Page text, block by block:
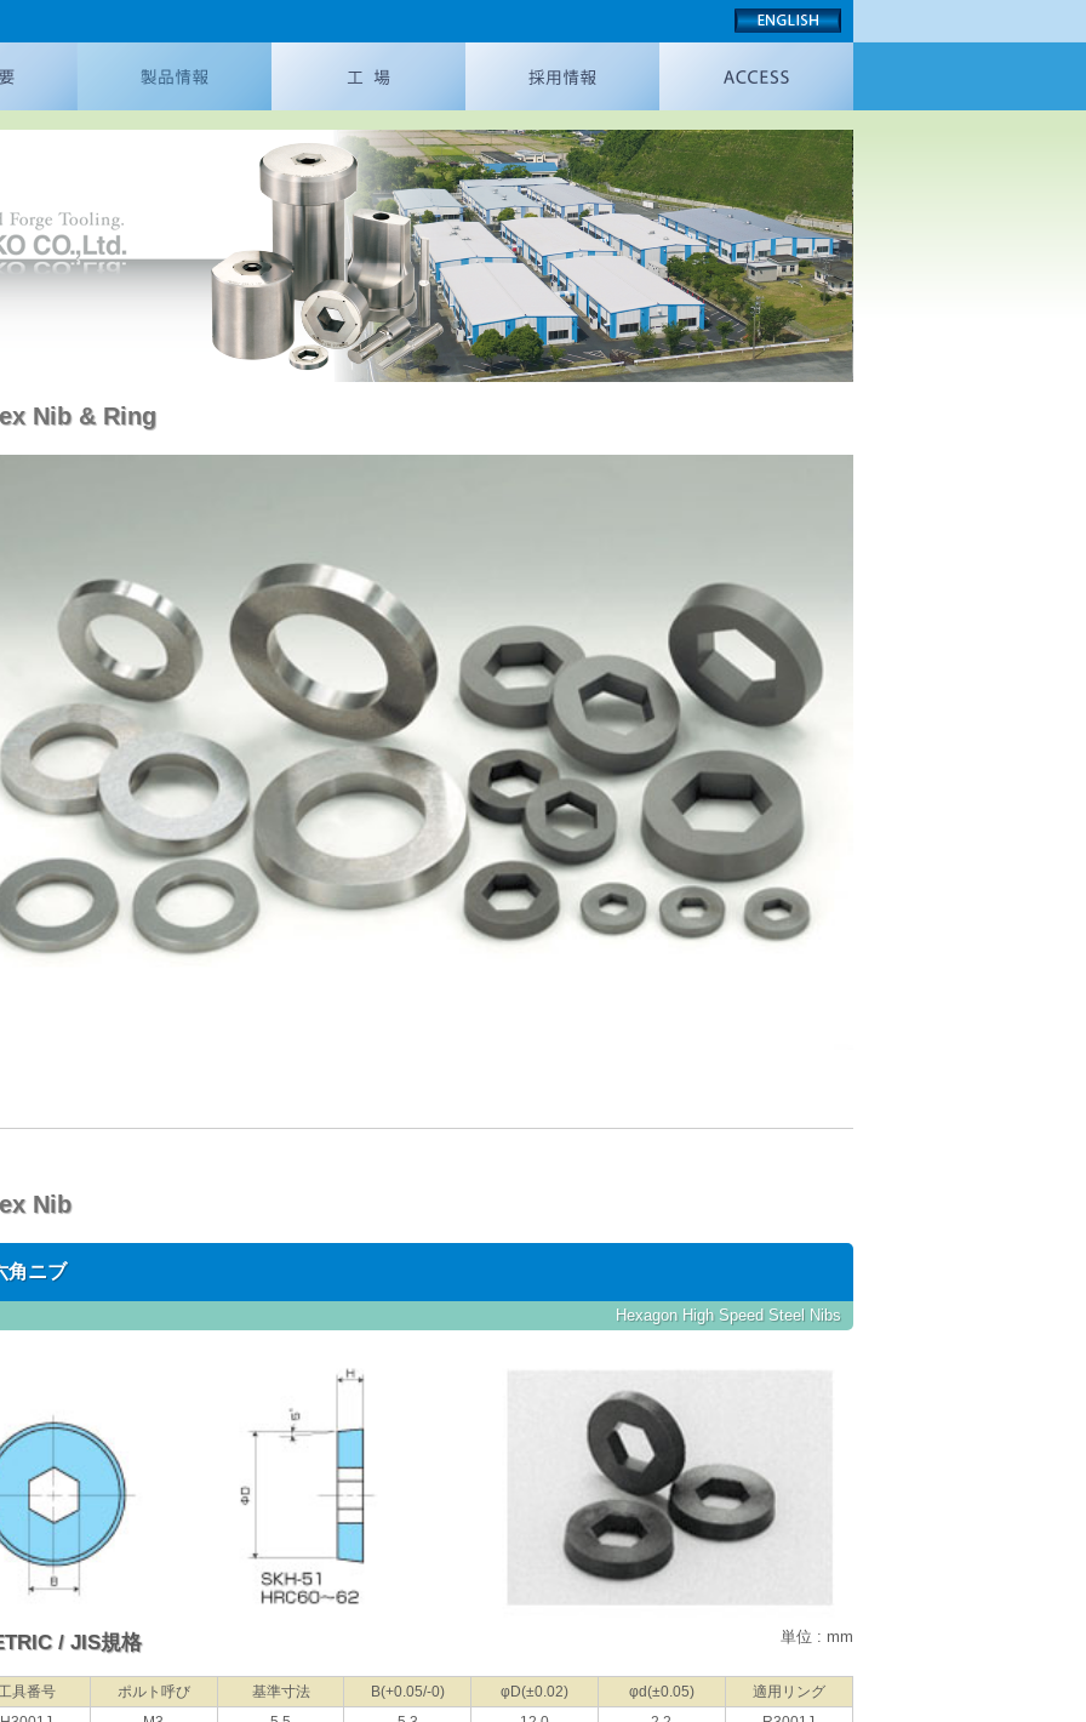
Nib & Ring
Nib
角ニブ
Hexagon High Speed Steel Nibs
/ JIS規格 単位 : mm
具番号 ポルト呼び 基準寸法 B(+0.05/-0) φD(±0.02) φd(±0.05)
適用リング
Pin & Dies Pin Hex Pin Upset Punch Nib